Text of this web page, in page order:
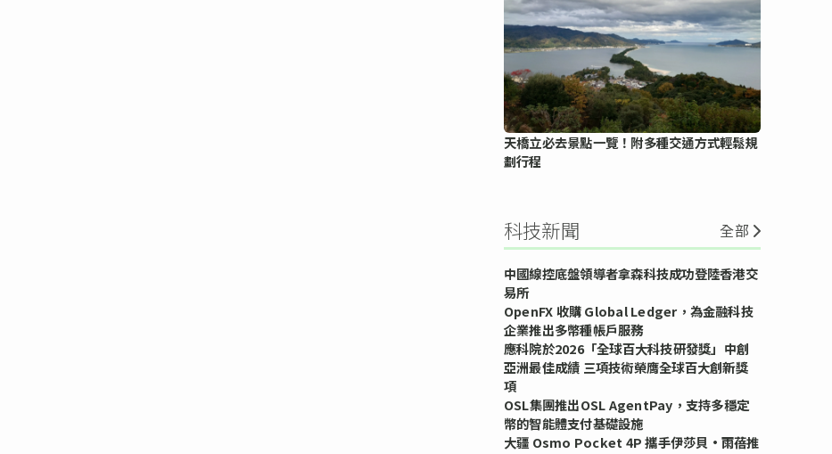
天橋立必去景點一覽！附多種交通方式輕鬆規
劃行程
科技新聞 全部
中國線控底盤領導者拿森科技成功登陸香港交
易所
OpenFX 收購 Global Ledger，為金融科技
企業推出多幣種帳戶服務
應科院於2026「全球百大科技研發獎」中創
亞洲最佳成績 三項技術榮膺全球百大創新獎
項
OSL集團推出OSL AgentPay，支持多穩定
幣的智能體支付基礎設施
大疆 Osmo Pocket 4P 攜手伊莎貝•雨蓓推